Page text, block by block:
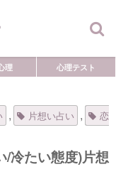
理 心理テスト
, 片想い占い ,
恋
/冷たい態度)片想